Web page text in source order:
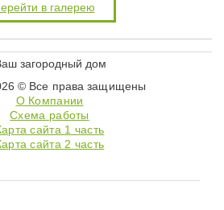
в галерею
© Все права защищены
О Компании
Схема работы
сайта 1 часть
сайта 2 часть